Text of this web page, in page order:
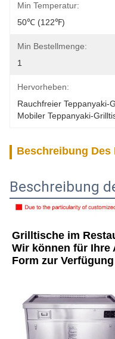
Min Temperatur:
50℃ (122℉)
Min Bestellmenge:
1
Hervorheben:
Rauchfreier Teppanyaki-
Mobiler Teppanyaki-
Beschreibung Des
Beschreibung
Grilltische im
Wir können für Ihre
Form zur